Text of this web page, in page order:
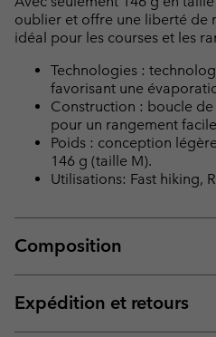
oublier et offre une liberté de
idéal pour les courses et les
Technologies :
favorisant une
Construction : boucle
pour un rangement
Poids : conception
146 g (taille M).
Utilisations: Fast hiking,
Composition
Expédition et retours